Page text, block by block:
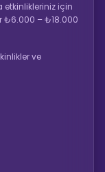
etkinlikleriniz için
₺6.000 – ₺18.000
ve